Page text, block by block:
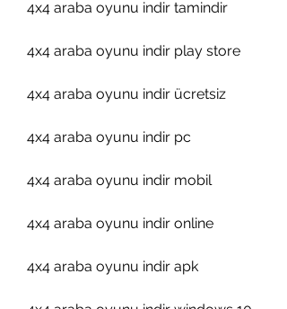
4x4 araba oyunu indir tamindir
4x4 araba oyunu indir play store
4x4 araba oyunu indir ücretsiz
4x4 araba oyunu indir pc
4x4 araba oyunu indir mobil
4x4 araba oyunu indir online
4x4 araba oyunu indir apk